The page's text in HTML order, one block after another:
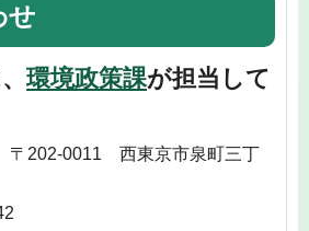
せ
環境政策課が担当して
〒202-0011 西東京市泉町三丁